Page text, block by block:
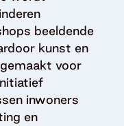
beeldende
kunst en
voor
inwoners
en